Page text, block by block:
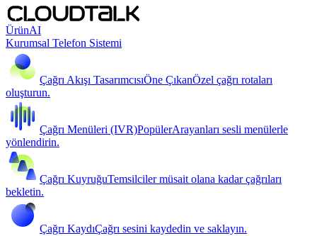
ÜrünAI
Kurumsal Telefon Sistemi
Çağrı Akışı TasarımcısıÖne ÇıkanÖzel çağrı rotaları
oluşturun.
Çağrı Menüleri (IVR)PopülerArayanları sesli menülerle
yönlendirin.
Çağrı KuyruğuTemsilciler müsait olana kadar çağrıları
bekletin.
Çağrı KaydıÇağrı sesini kaydedin ve saklayın.